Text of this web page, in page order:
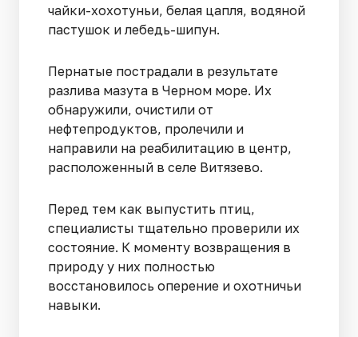
чайки-хохотуньи, белая цапля, водяной
пастушок и лебедь-шипун.
Пернатые пострадали в результате
разлива мазута в Черном море. Их
обнаружили, очистили от
нефтепродуктов, пролечили и
направили на реабилитацию в центр,
расположенный в селе Витязево.
Перед тем как выпустить птиц,
специалисты тщательно проверили их
состояние. К моменту возвращения в
природу у них полностью
восстановилось оперение и охотничьи
навыки.